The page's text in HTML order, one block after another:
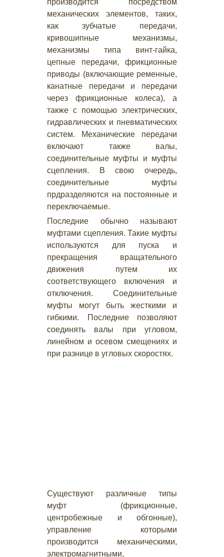
производится посредством
механических элементов, таких,
как зубчатые передачи,
кривошипные механизмы,
механизмы типа винт-гайка,
цепные передачи, фрикционные
приводы (включающие ременные,
канатные передачи и передачи
через фрикционные колеса), а
также с помощью электрических,
гидравлических и пневматических
систем. Механические передачи
включают также валы,
соединительные муфты и муфты
сцепления. В свою очередь,
соединительные муфты
прдразделяются на постоянные и
переключаемые.
Последние обычно называют
муфтами сцепления. Такие муфты
используются для пуска и
прекращения вращательного
движения путем их
соответствующего включения и
отключения. Соединительные
муфты могут быть жесткими и
гибкими. Последние позволяют
соединять валы при угловом,
линейном и осевом смещениях и
при разнице в угловых скоростях.
Существуют различные типы
муфт (фрикционные,
центробежные и обгонные),
управление которыми
производится механическими,
электромагнитными,